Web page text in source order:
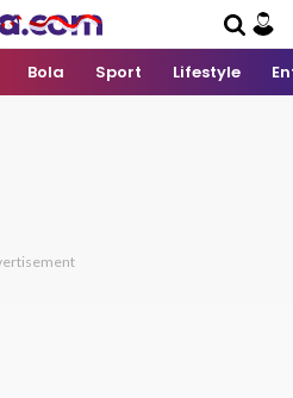
Bola Sport Lifestyle